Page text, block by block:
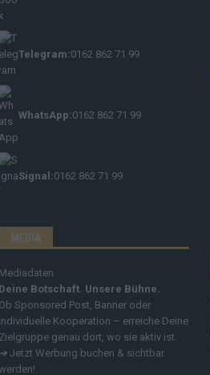
Telegram:0162 862 71 99
WhatsApp:0162 862 71 99
Signal:0162 862 71 99
MEDIA
Mediadaten
Deine Botschaft. Unsere Bühne.
Ob Sponsored Post, Banner oder
individuelle Kooperation – erreiche Deine
Zielgruppe genau dort, wo sie aktiv ist.
➔ Jetzt Werbung buchen & sichtbar